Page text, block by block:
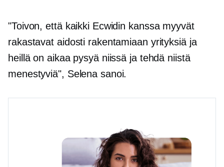
"Toivon, että kaikki Ecwidin kanssa myyvät
rakastavat aidosti rakentamiaan yrityksiä ja
heillä on aikaa pysyä niissä ja tehdä niistä
menestyviä", Selena sanoi.